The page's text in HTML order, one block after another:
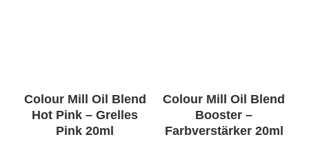
Colour Mill Oil Blend
Hot Pink – Grelles
Pink 20ml
Colour Mill Oil Blend
Booster –
Farbverstärker 20ml